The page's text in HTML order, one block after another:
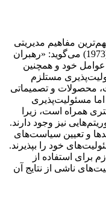
مفاهیم مدیریتی
شناخته می‌شود. همان‌طورکه پیتر دراکر (1973) می‌گوید: «رهبران
خود و همچنین
مستلزم
محصولات و تصمیماتی
مسئولیت‌پذیری
همراه است، زیرا
نیز وجود دارند.
و تعیین سیاست‌های
خود را بپذیرند.
برای استفاده از
ناشی از نتایج آن